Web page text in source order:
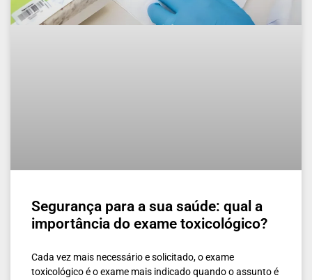
Segurança para a sua saúde: qual a
importância do exame toxicológico?
Cada vez mais necessário e solicitado, o exame
toxicológico é o exame mais indicado quando o assunto é